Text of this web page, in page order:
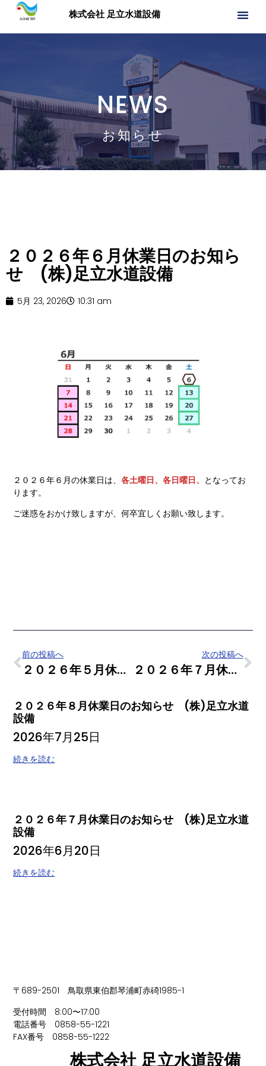
株式会社 足立水道設備
NEWS
お知らせ
２０２６年６月休業日のお知ら
せ (株)足立水道設備
5月 23, 2026 10:31 am
２０２６年６月の休業日は、各土曜日、各日曜日、 となってお
ります。
ご迷惑をおかけ致しますが、何卒宜しくお願い致します。
前の投稿へ
２０２６年５月休業日のお知らせ
次の投稿へ
２０２６年７月休業日のお知らせ (株)足立水道設備
２０２６年８月休業日のお知らせ (株)足立水道
設備
2026年7月25日
続きを読む
２０２６年７月休業日のお知らせ (株)足立水道
設備
2026年6月20日
続きを読む
株式会社 足立水道設備
〒689-2501 鳥取県東伯郡琴浦町赤碕1985-1
受付時間 8:00〜17:00
電話番号 0858-55-1221
FAX番号 0858-55-1222